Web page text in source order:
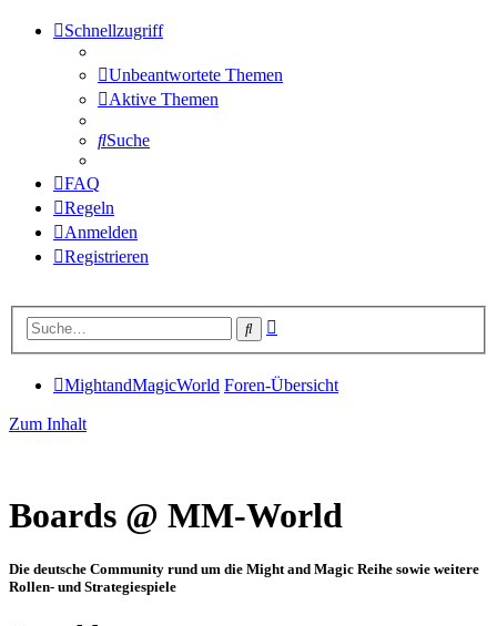
Schnellzugriff
Unbeantwortete Themen
Aktive Themen
Suche
FAQ
Regeln
Anmelden
Registrieren
Suche
MightandMagicWorld Foren-Übersicht
Zum Inhalt
Boards @ MM-World
Die deutsche Community rund um die Might and Magic Reihe sowie weitere
Rollen- und Strategiespiele